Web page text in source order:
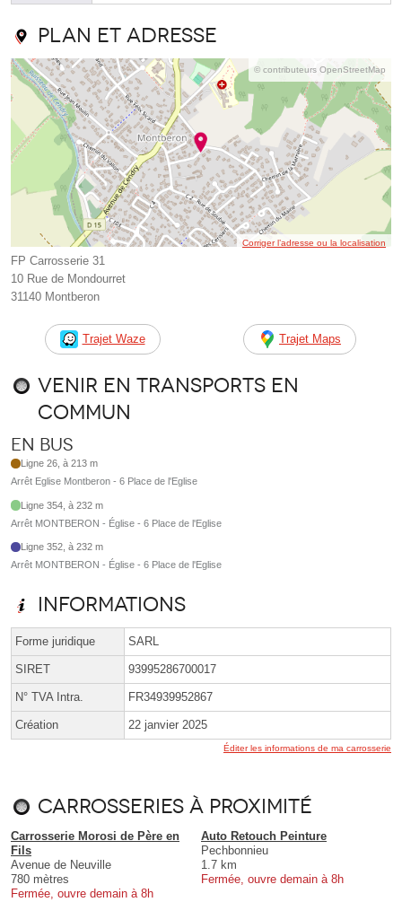
Plan et adresse
© contributeurs OpenStreetMap
Corriger l’adresse ou la localisation
FP Carrosserie 31
10 Rue de Mondourret
31140 Montberon
Trajet Waze Trajet Maps
Venir en transports en
commun
En bus
Ligne 26, à 213 m
Arrêt Eglise Montberon - 6 Place de l'Eglise
Ligne 354, à 232 m
Arrêt MONTBERON - Église - 6 Place de l'Eglise
Ligne 352, à 232 m
Arrêt MONTBERON - Église - 6 Place de l'Eglise
Informations
Forme juridique SARL
SIRET 93995286700017
N° TVA Intra. FR34939952867
Création 22 janvier 2025
Éditer les informations de ma carrosserie
Carrosseries à proximité
Carrosserie Morosi de Père en
Fils
Avenue de Neuville
780 mètres
Fermée, ouvre demain à 8h
Auto Retouch Peinture
Pechbonnieu
1.7 km
Fermée, ouvre demain à 8h